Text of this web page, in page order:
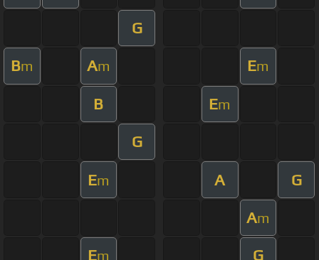
G
Bm Am Em
B Em
G
Em A G
Am
Em G